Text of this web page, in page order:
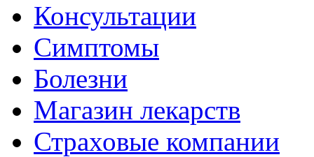
Консультации
Симптомы
Болезни
Магазин лекарств
Страховые компании